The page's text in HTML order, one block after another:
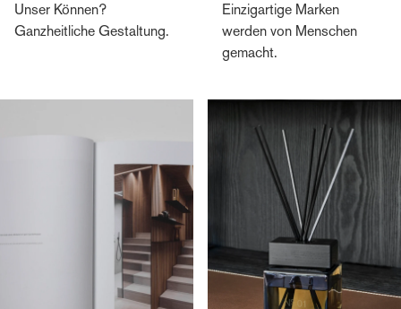
Unser Können?
Ganzheitliche Gestaltung.
Einzigartige Marken
werden von Menschen
gemacht.